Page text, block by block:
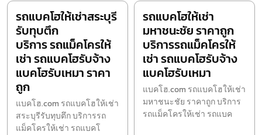
รถแบคโฮให้เช่าสระบุรี
รับทุบตึก
บริการ รถแม็คโครให้
เช่า รถแบคโฮรับจ้าง
แบคโฮรับเหมา ราคา
ถูก
แบคโฮ.com รถแบคโฮให้เช่า
สระบุรีรับทุบตึก บริการรถ
แม็คโครให้เช่า รถแบคโ
รถแบคโฮให้เช่า
มหาชนะชัย ราคาถูก
บริการรถแม็คโครให้
เช่า รถแบคโฮรับจ้าง
แบคโฮรับเหมา
แบคโฮ.com รถแบคโฮให้เช่า
มหาชนะชัย ราคาถูก บริการ
รถแม็คโครให้เช่า รถแบค